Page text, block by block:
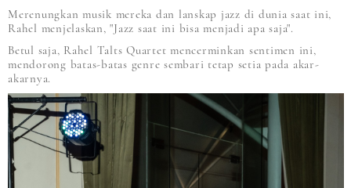
Merenungkan musik mereka dan lanskap jazz di dunia saat ini,
Rahel menjelaskan, "Jazz saat ini bisa menjadi apa saja".
Betul saja, Rahel Talts Quartet mencerminkan sentimen ini,
mendorong batas-batas genre sembari tetap setia pada akar-
akarnya.